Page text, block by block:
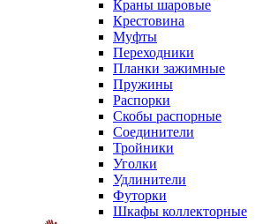
Краны шаровые
Крестовина
Муфты
Переходники
Планки зажимные
Пружины
Распорки
Скобы распорные
Соединители
Тройники
Уголки
Удлинители
Футорки
Шкафы коллекторные